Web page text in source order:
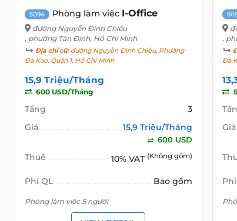
5094 Phòng làm việc I-Office
đường Nguyễn Đình Chiểu
, phường Tân Định, Hồ Chí Minh
Địa chỉ cũ:đường Nguyễn Đình Chiểu, Phường
Đa Kao, Quận 1, Hồ Chí Minh
15,9 Triệu/Tháng
600 USD/Tháng
Tầng
3
Giá
15,9 Triệu/Tháng
600 USD
Thuế 10% VAT (Không gồm)
Phí QL Bao gồm
Phòng làm việc 5 người
,
Đa
Giá